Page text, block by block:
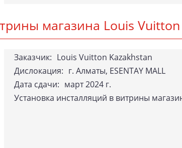
ма­гази­на Lo­uis
За­каз­чик: Louis Vuitton Kazakhstan
Дислокация: г. Ал­ма­ты, ESEN­TAY MALL
Да­та сда­чи: март 2024 г.
Ус­та­нов­ка инс­тал­ля­ций в вит­ри­ны